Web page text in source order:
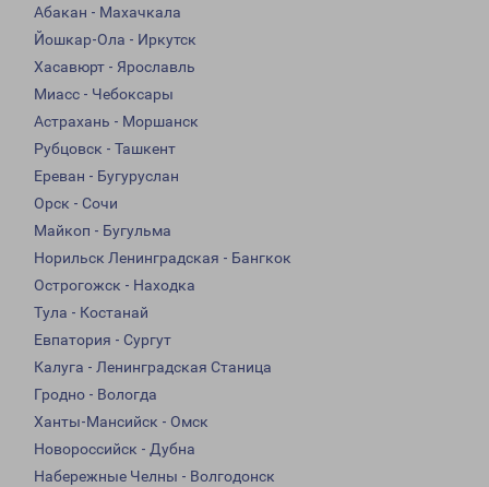
Абакан - Махачкала
Йошкар-Ола - Иркутск
Хасавюрт - Ярославль
Миасс - Чебоксары
Астрахань - Моршанск
Рубцовск - Ташкент
Ереван - Бугуруслан
Орск - Сочи
Майкоп - Бугульма
Норильск Ленинградская - Бангкок
Острогожск - Находка
Тула - Костанай
Евпатория - Сургут
Калуга - Ленинградская Станица
Гродно - Вологда
Ханты-Мансийск - Омск
Новороссийск - Дубна
Набережные Челны - Волгодонск